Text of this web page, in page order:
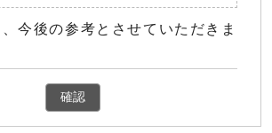
今後の参考とさせていただきま
確認